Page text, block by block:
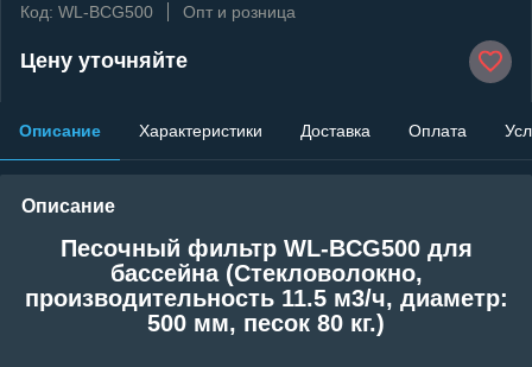
Код: WL-BCG500
Опт и розница
Цену уточняйте
Описание Характеристики Доставка Оплата
Описание
Песочный фильтр WL-BCG500 для
бассейна (Стекловолокно,
производительность 11.5 м3/ч, диаметр:
500 мм, песок 80 кг.)